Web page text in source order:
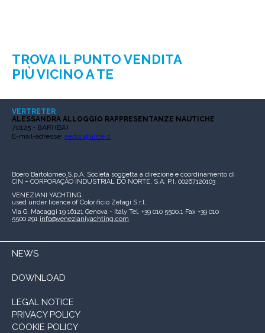
TROVA IL PUNTO VENDITA
PIÙ VICINO A TE
VERTRETER
ALESSANDRA ALLOGGIO RAPPRESENTANZE NAUTICHE
70125 - BARI (BA)
E-mail-adresse: aedsrl@alice.it
Boero Bartolomeo S.p.A. Società soggetta a direzione e coordinamento di
CIN – CORPORAÇÃO INDUSTRIAL DO NORTE, S.A. P.I. 00267120103
VENEZIANI YACHTING
used under licence of Colorificio Zetagi S.r.l.
Via G. Macaggi 19 16121 Genova - Italy Tel. +39 010 5500.1 Fax +39 010
5500.291 info@venezianiyachting.com
NEWS
DOWNLOAD
LEGAL NOTICE
PRIVACY POLICY
COOKIE POLICY